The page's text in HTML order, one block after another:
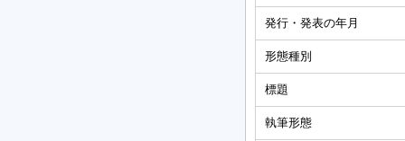
発行・発表の年月
形態種別
標題
執筆形態